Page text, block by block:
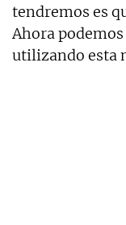
tendremos es
Ahora
utilizando esta